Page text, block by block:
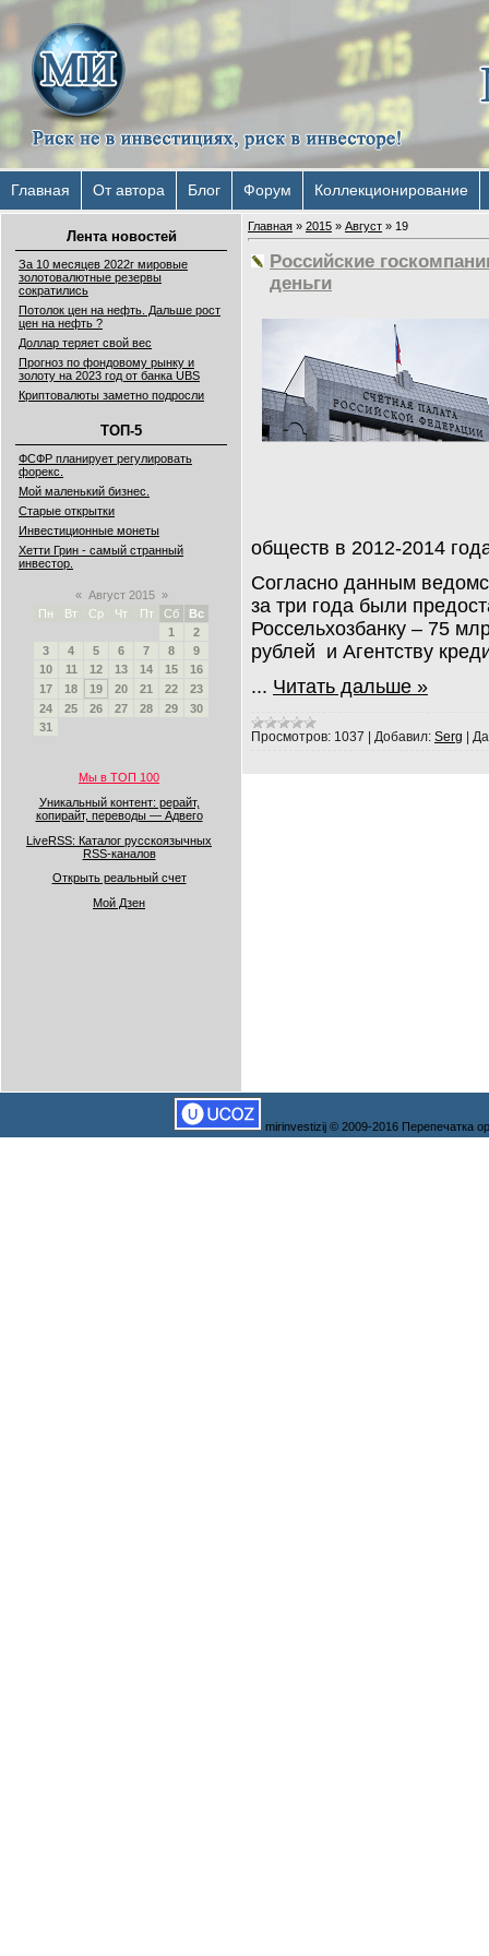
Главная От автора Блог Форум Коллекционирование
Лента новостей
За 10 месяцев 2022г мировые
золотовалютные резервы
сократились
Потолок цен на нефть. Дальше рост
цен на нефть ?
Доллар теряет свой вес
Прогноз по фондовому рынку и
золоту на 2023 год от банка UBS
Криптовалюты заметно подросли
ТОП-5
ФСФР планирует регулировать
форекс.
Мой маленький бизнес.
Старые открытки
Инвестиционные монеты
Хетти Грин - самый странный
инвестор.
« Август 2015 »
Пн
Вт Ср Чт Пт Сб
Вс
1
2
3
4 5 6 7 8
9
10
11 12 13 14 15
16
17
18 19 20 21 22
23
24
25 26 27 28 29
30
31
Мы в ТОП 100
Уникальный контент: рерайт,
копирайт, переводы — Адвего
LiveRSS: Каталог русскоязычных
RSS-каналов
Открыть реальный счет
Мой Дзен
Главная » 2015 » Август » 19
Российские
деньги
обществ в 2012-2014
Согласно данным
за три года были
Россельхозбанку – 75
рублей и Агентству
... Читать дальше »
Просмотров: 1037 Добавил: Serg
mirinvestizij © 2009-2016 Перепечатка